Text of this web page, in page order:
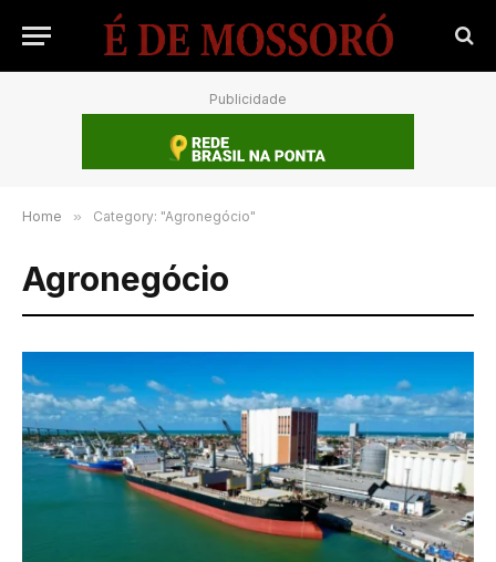
Publicidade
Home » Category: "Agronegócio"
Agronegócio